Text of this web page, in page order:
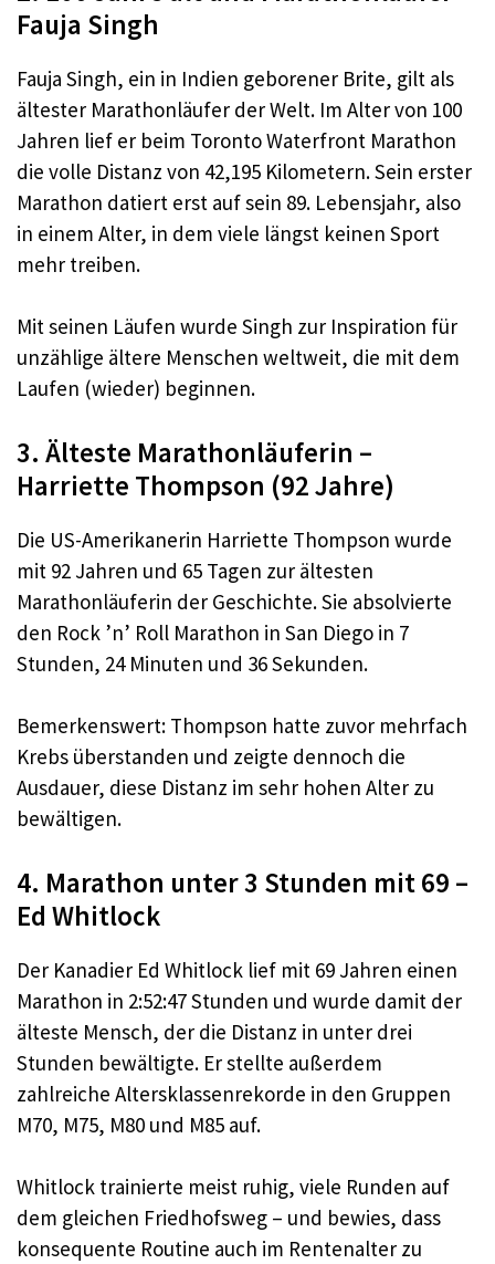
Fauja Singh
Fauja Singh, ein in Indien geborener Brite, gilt als
ältester Marathonläufer der Welt. Im Alter von 100
Jahren lief er beim Toronto Waterfront Marathon
die volle Distanz von 42,195 Kilometern. Sein erster
Marathon datiert erst auf sein 89. Lebensjahr, also
in einem Alter, in dem viele längst keinen Sport
mehr treiben.
Mit seinen Läufen wurde Singh zur Inspiration für
unzählige ältere Menschen weltweit, die mit dem
Laufen (wieder) beginnen.
3. Älteste Marathonläuferin –
Harriette Thompson (92 Jahre)
Die US-Amerikanerin Harriette Thompson wurde
mit 92 Jahren und 65 Tagen zur ältesten
Marathonläuferin der Geschichte. Sie absolvierte
den Rock ’n’ Roll Marathon in San Diego in 7
Stunden, 24 Minuten und 36 Sekunden.
Bemerkenswert: Thompson hatte zuvor mehrfach
Krebs überstanden und zeigte dennoch die
Ausdauer, diese Distanz im sehr hohen Alter zu
bewältigen.
4. Marathon unter 3 Stunden mit 69 –
Ed Whitlock
Der Kanadier Ed Whitlock lief mit 69 Jahren einen
Marathon in 2:52:47 Stunden und wurde damit der
älteste Mensch, der die Distanz in unter drei
Stunden bewältigte. Er stellte außerdem
zahlreiche Altersklassenrekorde in den Gruppen
M70, M75, M80 und M85 auf.
Whitlock trainierte meist ruhig, viele Runden auf
dem gleichen Friedhofsweg – und bewies, dass
konsequente Routine auch im Rentenalter zu